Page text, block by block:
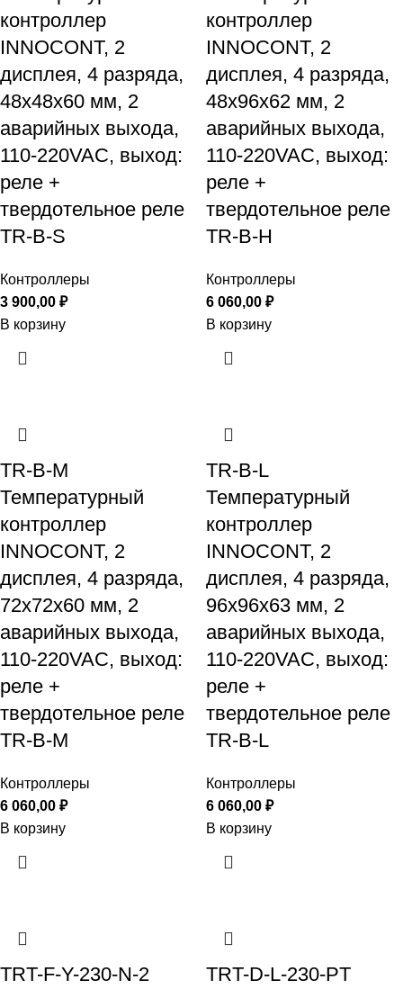
контроллер
INNOCONT, 2
дисплея, 4 разряда,
48x48x60 мм, 2
аварийных выхода,
110-220VAC, выход:
реле +
твердотельное реле
TR-B-S
Контроллеры
3 900,00 ₽
В корзину
контроллер
INNOCONT, 2
дисплея, 4 разряда,
48x96x62 мм, 2
аварийных выхода,
110-220VAC, выход:
реле +
твердотельное реле
TR-B-H
Контроллеры
6 060,00 ₽
В корзину
TR-B-M
Температурный
контроллер
INNOCONT, 2
дисплея, 4 разряда,
72x72x60 мм, 2
аварийных выхода,
110-220VAC, выход:
реле +
твердотельное реле
TR-B-M
Контроллеры
6 060,00 ₽
В корзину
TR-B-L
Температурный
контроллер
INNOCONT, 2
дисплея, 4 разряда,
96x96x63 мм, 2
аварийных выхода,
110-220VAC, выход:
реле +
твердотельное реле
TR-B-L
Контроллеры
6 060,00 ₽
В корзину
TRT-F-Y-230-N-2
TRT-D-L-230-PT